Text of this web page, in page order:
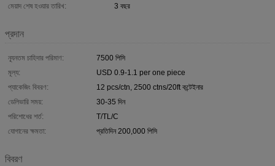
মেয়াদ শেষ হওয়ার তারিখ:
3 বছর
প্রদান
ন্যূনতম চাহিদার পরিমাণ:
7500 পিসি
মূল্য:
USD 0.9-1.1 per one piece
প্যাকেজিং বিবরণ:
12 pcs/ctn, 2500 ctns/20ft কন্টেইনার
ডেলিভারি সময়:
30-35 দিন
পরিশোধের শর্ত:
T/TL/C
যোগানের ক্ষমতা:
প্রতিদিন 200,000 পিসি
বিবরণ